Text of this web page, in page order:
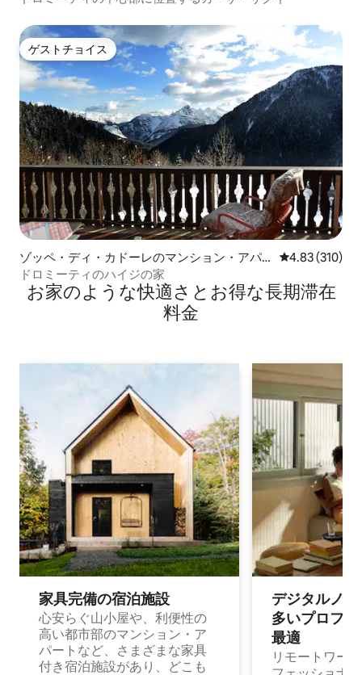
ゲストチョイス
ゲストチョイス
ゾッペ・ディ・カドーレのマンション・アパ
ート
レビュー310
4.83 (310)
ドロミーティのハイジの家
お家のような快⁠適⁠さ⁠とお⁠得⁠な長⁠期⁠滞⁠在
料⁠金
家具完備の宿⁠泊⁠施⁠設
心安らぐ山小屋や、利便性の
高い都市部のマンション・ア
パートなど、さまざまな家具
付き宿泊施設があり、どこも
デジタルノ
多⁠いプ⁠ロ⁠フ⁠
最⁠適
リモートワー